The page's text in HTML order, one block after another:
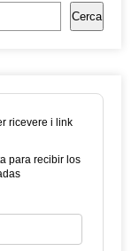
Cerca
ricevere i link
para recibir los